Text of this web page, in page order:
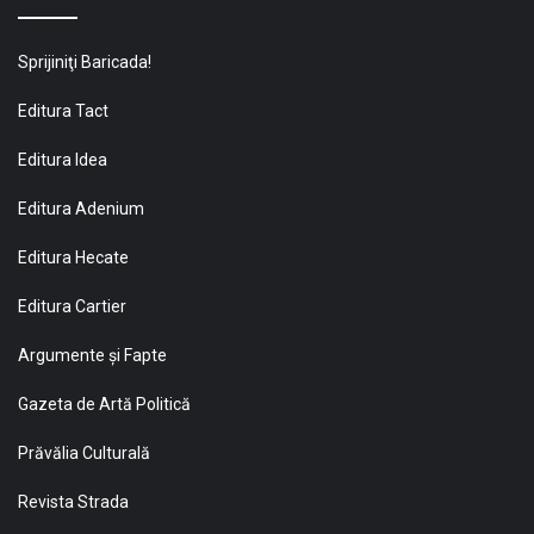
Sprijiniţi Baricada!
Editura Tact
Editura Idea
Editura Adenium
Editura Hecate
Editura Cartier
Argumente și Fapte
Gazeta de Artă Politică
Prăvălia Culturală
Revista Strada